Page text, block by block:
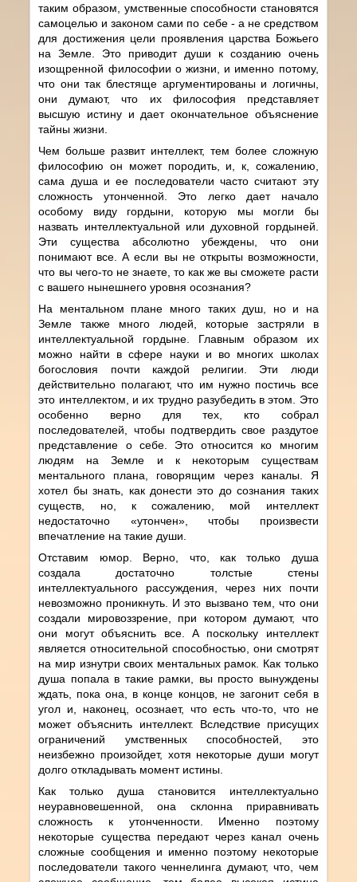
таким образом, умственные способности становятся
самоцелью и законом сами по себе - а не средством
для достижения цели проявления царства Божьего
на Земле. Это приводит души к созданию очень
изощренной философии о жизни, и именно потому,
что они так блестяще аргументированы и логичны,
они думают, что их философия представляет
высшую истину и дает окончательное объяснение
тайны жизни.
Чем больше развит интеллект, тем более сложную
философию он может породить, и, к, сожалению,
сама душа и ее последователи часто считают эту
сложность утонченной. Это легко дает начало
особому виду гордыни, которую мы могли бы
назвать интеллектуальной или духовной гордыней.
Эти существа абсолютно убеждены, что они
понимают все. А если вы не открыты возможности,
что вы чего-то не знаете, то как же вы сможете расти
с вашего нынешнего уровня осознания?
На ментальном плане много таких душ, но и на
Земле также много людей, которые застряли в
интеллектуальной гордыне. Главным образом их
можно найти в сфере науки и во многих школах
богословия почти каждой религии. Эти люди
действительно полагают, что им нужно постичь все
это интеллектом, и их трудно разубедить в этом. Это
особенно верно для тех, кто собрал
последователей, чтобы подтвердить свое раздутое
представление о себе. Это относится ко многим
людям на Земле и к некоторым существам
ментального плана, говорящим через каналы. Я
хотел бы знать, как донести это до сознания таких
существ, но, к сожалению, мой интеллект
недостаточно «утончен», чтобы произвести
впечатление на такие души.
Отставим юмор. Верно, что, как только душа
создала достаточно толстые стены
интеллектуального рассуждения, через них почти
невозможно проникнуть. И это вызвано тем, что они
создали мировоззрение, при котором думают, что
они могут объяснить все. А поскольку интеллект
является относительной способностью, они смотрят
на мир изнутри своих ментальных рамок. Как только
душа попала в такие рамки, вы просто вынуждены
ждать, пока она, в конце концов, не загонит себя в
угол и, наконец, осознает, что есть что-то, что не
может объяснить интеллект. Вследствие присущих
ограничений умственных способностей, это
неизбежно произойдет, хотя некоторые души могут
долго откладывать момент истины.
Как только душа становится интеллектуально
неуравновешенной, она склонна приравнивать
сложность к утонченности. Именно поэтому
некоторые существа передают через канал очень
сложные сообщения и именно поэтому некоторые
последователи такого ченнелинга думают, что, чем